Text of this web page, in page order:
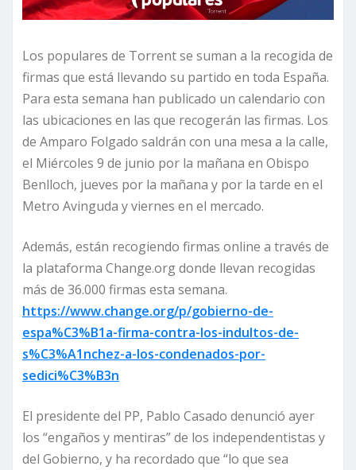
Los populares de Torrent se suman a la recogida de
firmas que está llevando su partido en toda España.
Para esta semana han publicado un calendario con
las ubicaciones en las que recogerán las firmas. Los
de Amparo Folgado saldrán con una mesa a la calle,
el Miércoles 9 de junio por la mañana en Obispo
Benlloch, jueves por la mañana y por la tarde en el
Metro Avinguda y viernes en el mercado.
Además, están recogiendo firmas online a través de
la plataforma Change.org donde llevan recogidas
más de 36.000 firmas esta semana.
https://www.change.org/p/gobierno-de-
espa%C3%B1a-firma-contra-los-indultos-de-
s%C3%A1nchez-a-los-condenados-por-
sedici%C3%B3n
El presidente del PP, Pablo Casado denunció ayer
los “engaños y mentiras” de los independentistas y
del Gobierno, y ha recordado que “lo que sea